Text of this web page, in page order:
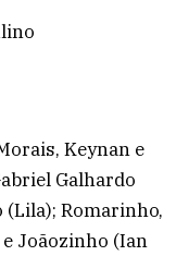
Keynan e
Galhardo
(Lila); Romarinho,
Joãozinho (Ian